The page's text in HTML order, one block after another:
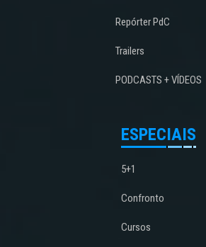
Repórter PdC
Trailers
PODCASTS + VÍDEOS
ESPECIAIS
5+1
Confronto
Cursos